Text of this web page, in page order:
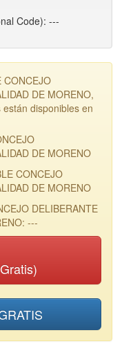
Code): ---
CONCEJO
DE MORENO,
disponibles en
DE MORENO
CONCEJO
DE MORENO
DELIBERANTE
---